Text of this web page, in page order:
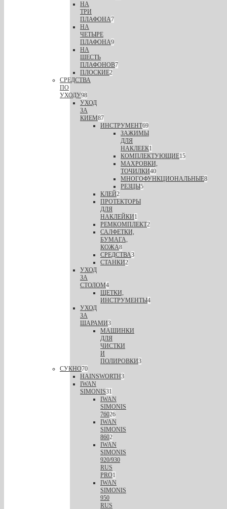
НА
ТРИ
ПЛАФОНА7
НА
ЧЕТЫРЕ
ПЛАФОНА9
НА
ШЕСТЬ
ПЛАФОНОВ7
ПЛОСКИЕ2
СРЕДСТВА
ПО
УХОДУ98
УХОД
ЗА
КИЕМ87
ИНСТРУМЕНТ69
ЗАЖИМЫ
ДЛЯ
НАКЛЕЕК1
КОМПЛЕКТУЮЩИЕ15
МАХРОВКИ,
ТОЧИЛКИ40
МНОГОФУНКЦИОНАЛЬНЫЕ8
РЕЗЦЫ5
КЛЕЙ2
ПРОТЕКТОРЫ
ДЛЯ
НАКЛЕЙКИ1
РЕМКОМПЛЕКТ2
САЛФЕТКИ,
БУМАГА,
КОЖА8
СРЕДСТВА3
СТАНКИ2
УХОД
ЗА
СТОЛОМ4
ЩЕТКИ,
ИНСТРУМЕНТЫ4
УХОД
ЗА
ШАРАМИ3
МАШИНКИ
ДЛЯ
ЧИСТКИ
И
ПОЛИРОВКИ3
СУКНО70
HAINSWORTH3
IWAN
SIMONIS31
IWAN
SIMONIS
76026
IWAN
SIMONIS
8602
IWAN
SIMONIS
920/930
RUS
PRO1
IWAN
SIMONIS
950
RUS